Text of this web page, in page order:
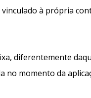
à própria
diferentemente
no momento da